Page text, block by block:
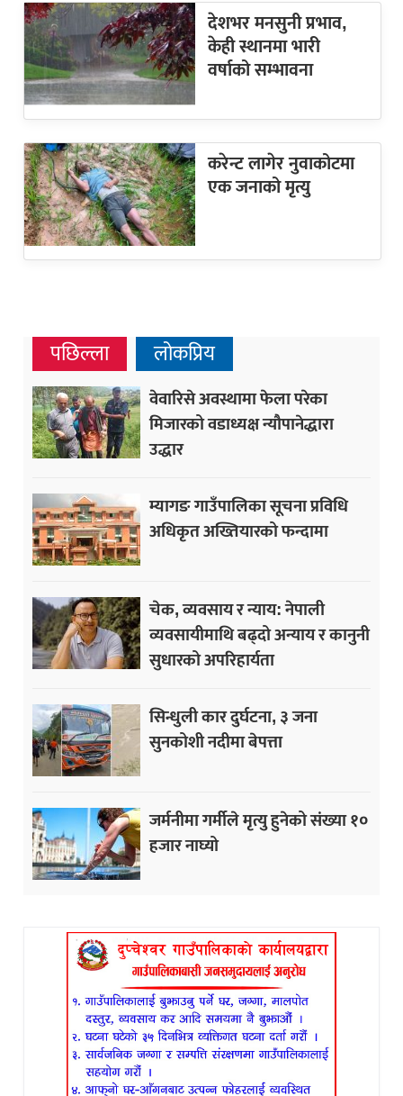
देशभर मनसुनी प्रभाव,
केही स्थानमा भारी
वर्षाको सम्भावना
करेन्ट लागेर नुवाकोटमा
एक जनाको मृत्यु
पछिल्ला लोकप्रिय
वेवारिसे अवस्थामा फेला परेका
मिजारको वडाध्यक्ष न्यौपानेद्धारा
उद्धार
म्यागङ गाउँपालिका सूचना प्रविधि
अधिकृत अख्तियारको फन्दामा
चेक, व्यवसाय र न्याय: नेपाली
व्यवसायीमाथि बढ्दो अन्याय र कानुनी
सुधारको अपरिहार्यता
सिन्धुली कार दुर्घटना, ३ जना
सुनकोशी नदीमा बेपत्ता
जर्मनीमा गर्मीले मृत्यु हुनेको संख्या १०
हजार नाघ्यो